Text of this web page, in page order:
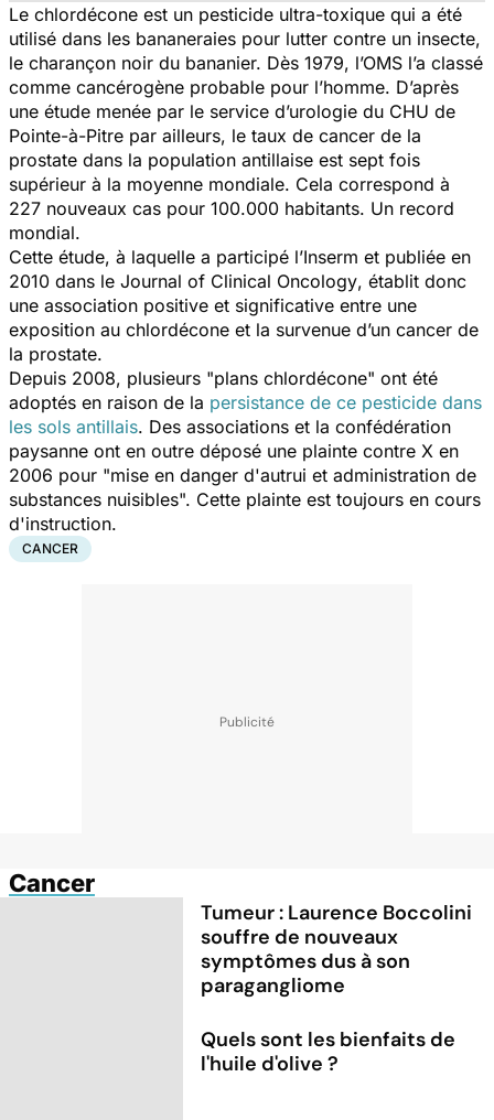
Le chlordécone est un pesticide ultra-toxique qui a été
utilisé dans les bananeraies pour lutter contre un insecte,
le charançon noir du bananier. Dès 1979, l’OMS l’a classé
comme cancérogène probable pour l’homme. D’après
une étude menée par le service d’urologie du CHU de
Pointe-à-Pitre par ailleurs, le taux de cancer de la
prostate dans la population antillaise est sept fois
supérieur à la moyenne mondiale. Cela correspond à
227 nouveaux cas pour 100.000 habitants. Un record
mondial.
Cette étude, à laquelle a participé l’Inserm et publiée en
2010 dans le Journal of Clinical Oncology, établit donc
une association positive et significative entre une
exposition au chlordécone et la survenue d’un cancer de
la prostate.
Depuis 2008, plusieurs "plans chlordécone" ont été
adoptés en raison de la persistance de ce pesticide dans
les sols antillais. Des associations et la confédération
paysanne ont en outre déposé une plainte contre X en
2006 pour "mise en danger d'autrui et administration de
substances nuisibles". Cette plainte est toujours en cours
d'instruction.
CANCER
Cancer
Tumeur : Laurence Boccolini
souffre de nouveaux
symptômes dus à son
paragangliome
Quels sont les bienfaits de
l'huile d'olive ?